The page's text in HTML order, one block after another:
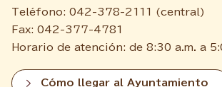
Teléfono: 042-378-2111 (central)
Fax: 042-377-4781
Horario de atención: de 8:30 a.m. a
Cómo llegar al Ayuntamiento